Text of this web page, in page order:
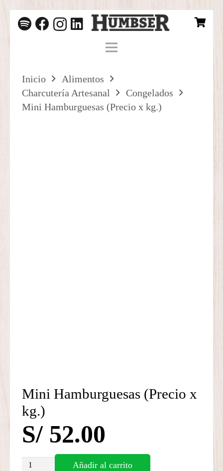
Inicio
Alimentos
Charcutería Artesanal
Congelados
Mini Hamburguesas (Precio x kg.)
Mini Hamburguesas (Precio x
kg.)
S/52.00
Mini
Añadir al carrito